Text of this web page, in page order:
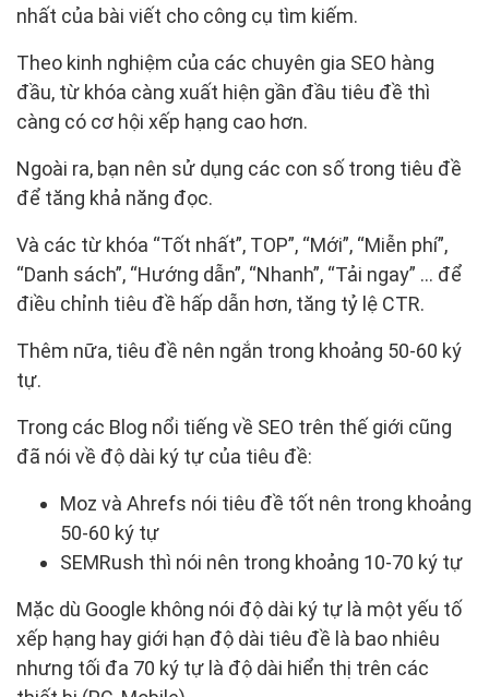
nhất của bài viết cho công cụ tìm kiếm.
Theo kinh nghiệm của các chuyên gia SEO hàng
đầu, từ khóa càng xuất hiện gần đầu tiêu đề thì
càng có cơ hội xếp hạng cao hơn.
Ngoài ra, bạn nên sử dụng các con số trong tiêu đề
để tăng khả năng đọc.
Và các từ khóa “Tốt nhất”, TOP”, “Mới”, “Miễn phí”,
“Danh sách”, “Hướng dẫn”, “Nhanh”, “Tải ngay” … để
điều chỉnh tiêu đề hấp dẫn hơn, tăng tỷ lệ CTR.
Thêm nữa, tiêu đề nên ngắn trong khoảng 50-60 ký
tự.
Trong các Blog nổi tiếng về SEO trên thế giới cũng
đã nói về độ dài ký tự của tiêu đề:
Moz và Ahrefs nói tiêu đề tốt nên trong khoảng
50-60 ký tự
SEMRush thì nói nên trong khoảng 10-70 ký tự
Mặc dù Google không nói độ dài ký tự là một yếu tố
xếp hạng hay giới hạn độ dài tiêu đề là bao nhiêu
nhưng tối đa 70 ký tự là độ dài hiển thị trên các